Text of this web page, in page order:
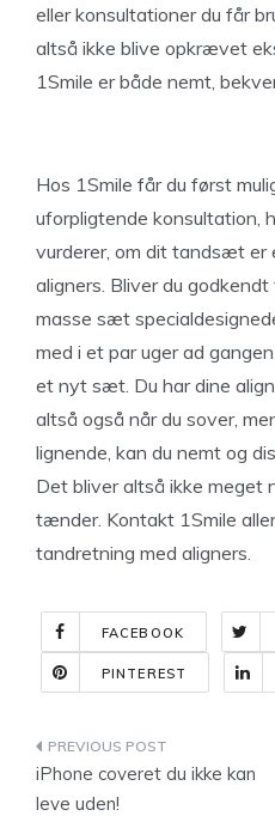
eller konsultationer du får
altså ikke blive opkrævet
1Smile er både nemt,
Hos 1Smile får du først
uforpligtende konsultation,
vurderer, om dit tandsæt er
aligners. Bliver du
masse sæt
med i et par uger ad
et nyt sæt. Du har dine
altså også når du sover,
lignende, kan du nemt og
Det bliver altså ikke meget
tænder. Kontakt 1Smile
tandretning med aligners.
FACEBOOK
PINTEREST
iPhone coveret du ikke kan
leve uden!